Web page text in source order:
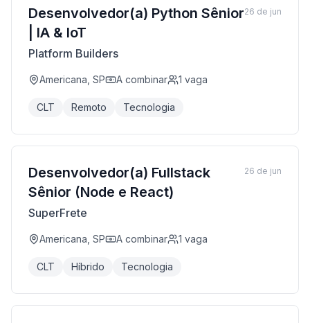
Desenvolvedor(a) Python Sênior
| IA & IoT
Platform Builders
Americana, SP A combinar 1 vaga
CLT Remoto Tecnologia
26 de jun
Desenvolvedor(a) Fullstack
Sênior (Node e React)
SuperFrete
Americana, SP A combinar 1 vaga
CLT Híbrido Tecnologia
26 de jun